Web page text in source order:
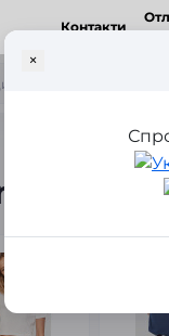
Контакти
×